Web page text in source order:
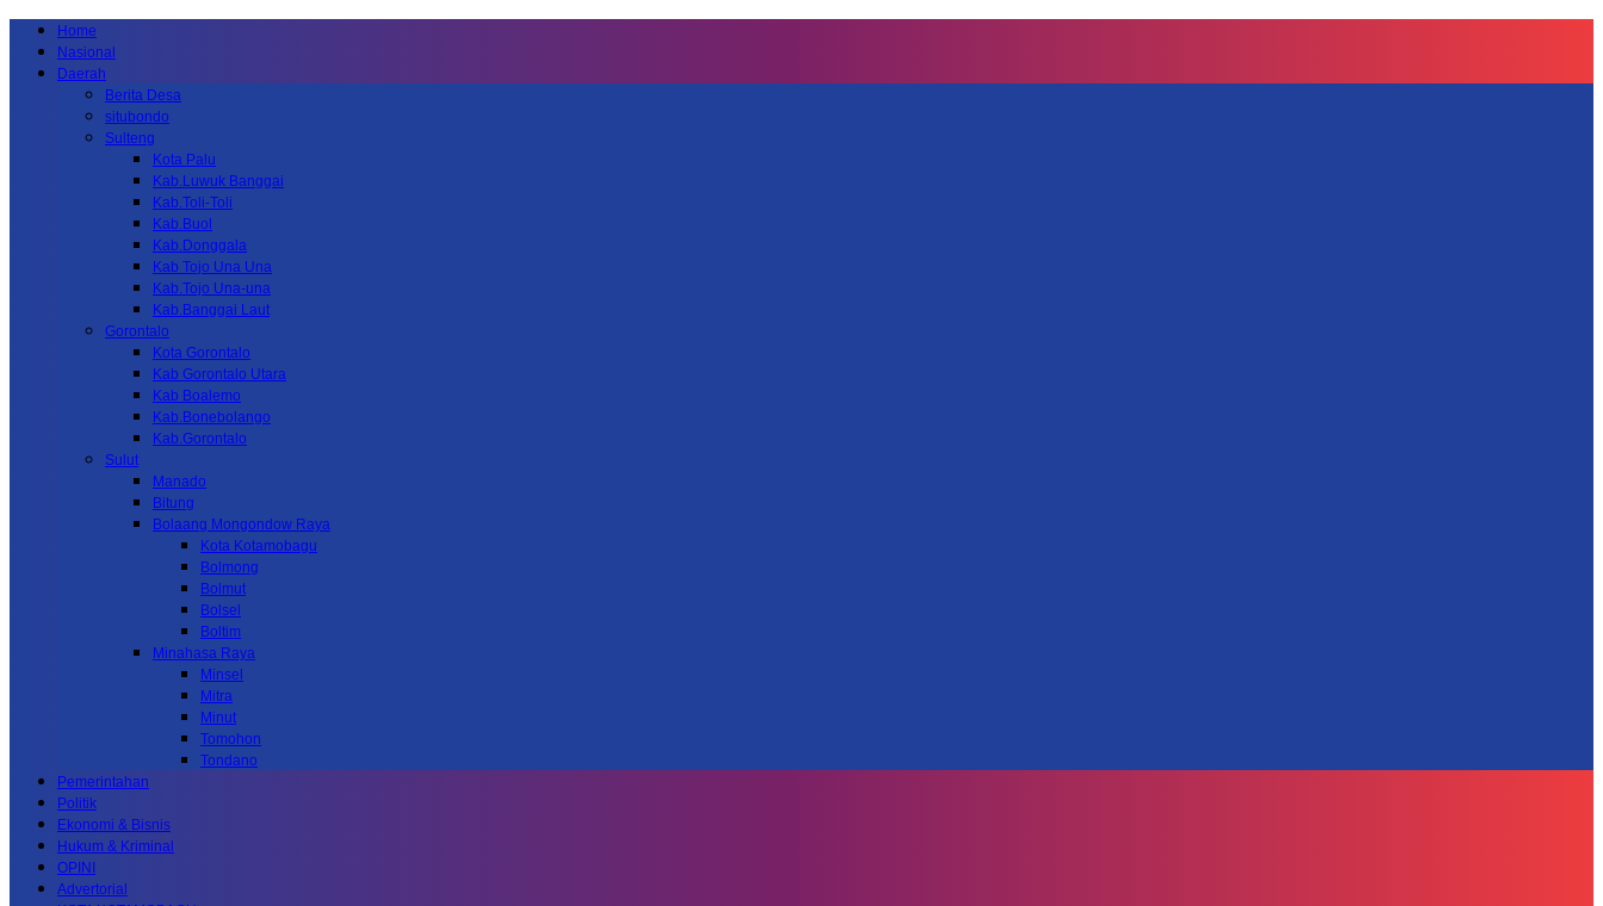
Home
Nasional
Daerah
Berita Desa
situbondo
Sulteng
Kota Palu
Kab.Luwuk Banggai
Kab.Toli-Toli
Kab.Buol
Kab.Donggala
Kab Tojo Una Una
Kab.Tojo Una-una
Kab.Banggai Laut
Gorontalo
Kota Gorontalo
Kab Gorontalo Utara
Kab Boalemo
Kab.Bonebolango
Kab.Gorontalo
Sulut
Manado
Bitung
Bolaang Mongondow Raya
Kota Kotamobagu
Bolmong
Bolmut
Bolsel
Boltim
Minahasa Raya
Minsel
Mitra
Minut
Tomohon
Tondano
Pemerintahan
Politik
Ekonomi & Bisnis
Hukum & Kriminal
OPINI
Advertorial